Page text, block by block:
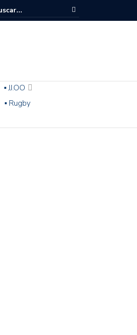
▪ JJ.OO
▪ Rugby